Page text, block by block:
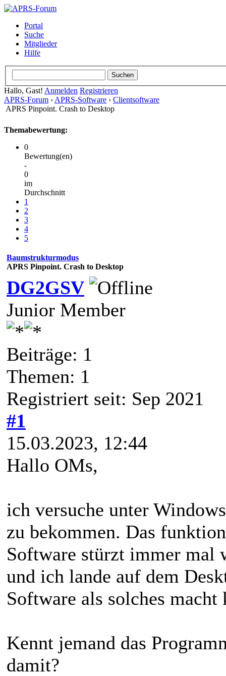
Portal
Suche
Mitglieder
Hilfe
Hallo, Gast! Anmelden Registrieren
APRS-Forum › APRS-Software › Clientsoftware
APRS Pinpoint. Crash to Desktop
Themabewertung:
0
Bewertung(en)
-
0
im
Durchschnitt
1
2
3
4
5
Baumstrukturmodus
APRS Pinpoint. Crash to Desktop
DG2GSV
Junior Member
Beiträge: 1
Themen: 1
Registriert seit: Sep 2021
#1
15.03.2023, 12:44
Hallo OMs,
ich versuche unter
zu bekommen. Das
Software stürzt immer mal
und ich lande auf dem
Software als solches
Kennt jemand das
damit?